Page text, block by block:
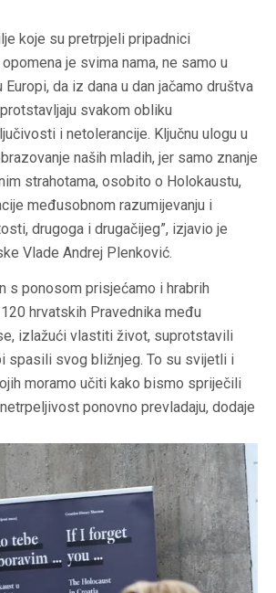
koje su pretrpjeli pripadnici
je svima nama, ne samo u
Europi, da iz dana u dan jačamo društva
svakom obliku
i netolerancije. Ključnu ulogu u
naših mladih, jer samo znanje
strahotama, osobito o Holokaustu,
međusobnom razumijevanju i
drugoga i drugačijeg”, izjavio je
Vlade Andrej Plenković.
s ponosom prisjećamo i hrabrih
hrvatskih Pravednika među
izlažući vlastiti život, suprotstavili
spasili svog bližnjeg. To su svijetli i
moramo učiti kako bismo spriječili
ponovno prevladaju, dodaje